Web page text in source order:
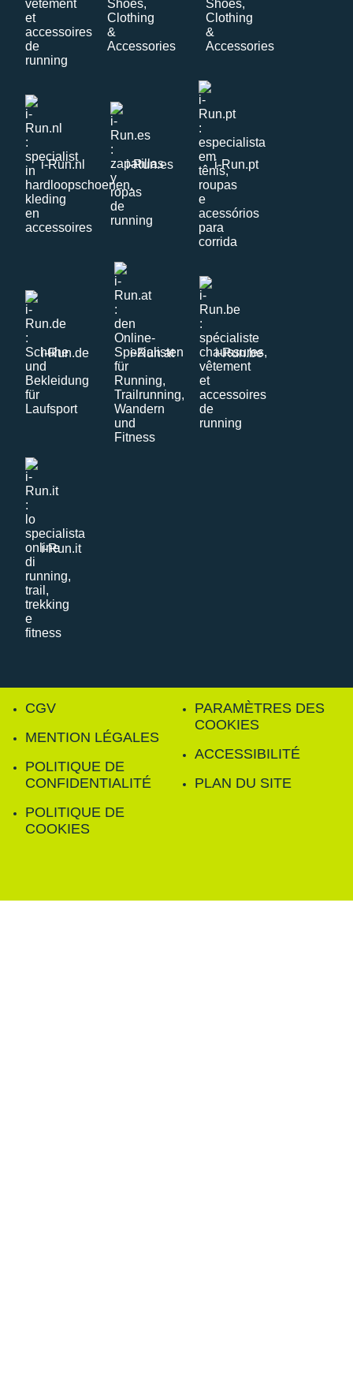
i-Run.nl i-Run.es i-Run.pt
i-Run.de i-Run.at i-Run.be
i-Run.it
CGV
MENTION LÉGALES
POLITIQUE DE
CONFIDENTIALITÉ
POLITIQUE DE
COOKIES
PARAMÈTRES DES
COOKIES
ACCESSIBILITÉ
PLAN DU SITE